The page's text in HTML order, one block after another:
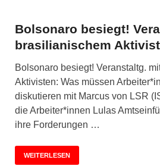
Bolsonaro besiegt!
brasilianischem
Bolsonaro besiegt! Veranstaltg.
Aktivisten: Was müssen
diskutieren mit Marcus von LSR
die Arbeiter*innen Lulas
ihre Forderungen …
WEITERLESEN